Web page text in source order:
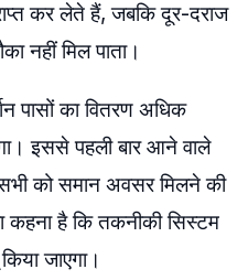
कर लेते हैं, जबकि दूर-दराज
नहीं मिल पाता।
पासों का वितरण अधिक
इससे पहली बार आने वाले
को समान अवसर मिलने की
कहना है कि तकनीकी सिस्टम
जाएगा।